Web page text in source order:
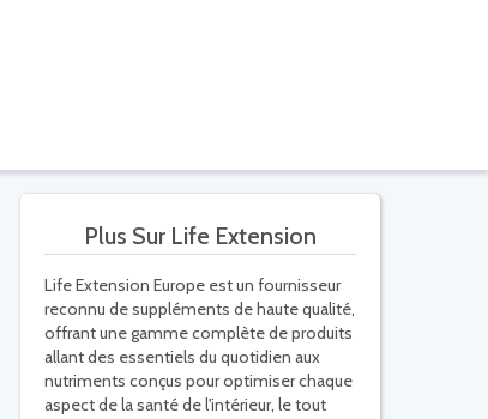
Plus Sur Life Extension
Life Extension Europe est un fournisseur
reconnu de suppléments de haute qualité,
offrant une gamme complète de produits
allant des essentiels du quotidien aux
nutriments conçus pour optimiser chaque
aspect de la santé de l'intérieur, le tout